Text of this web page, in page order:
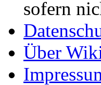
sofern
Über